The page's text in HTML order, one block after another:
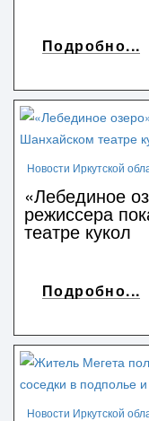
Подробно...
Новости Иркутской
«Лебединое
режиссера
театре кукол
Подробно...
Новости Иркутской